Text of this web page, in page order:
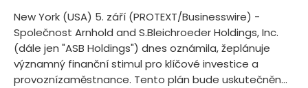
New York (USA) 5. září (PROTEXT/Businesswire) -
Společnost Arnhold and S.Bleichroeder Holdings, Inc.
(dále jen "ASB Holdings") dnes oznámila, žeplánuje
významný finanční stimul pro klíčové investice a
provoznízaměstnance. Tento plán bude uskutečněn...